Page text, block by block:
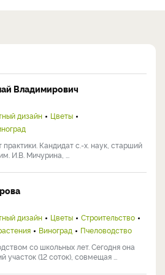
Владимирович
дизайн
Цветы
Кандидат с.-х. наук, старший
И.В. Мичурина, ...
дизайн Цветы
Строительство
Виноград
Пчеловодство
со школьных лет. Сегодня она
участок (12 соток), совмещая ...